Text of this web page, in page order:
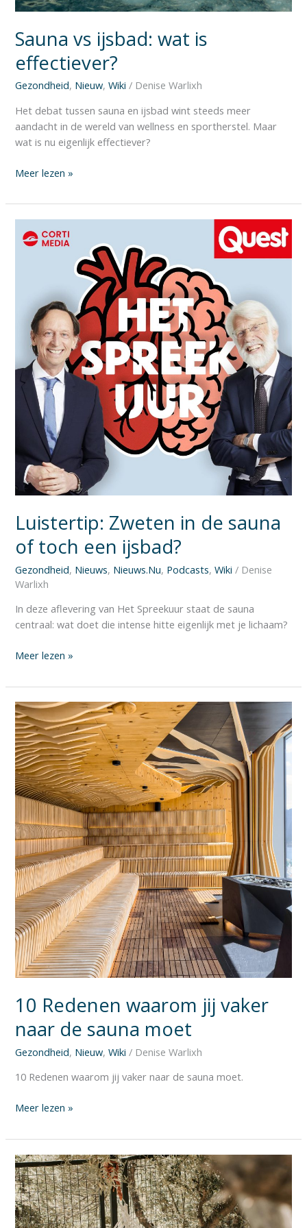
Sauna vs ijsbad: wat is
effectiever?
Gezondheid, Nieuw,Wiki / Denise Warlixh
Het debat tussen sauna en ijsbad wint steeds meer
aandacht in de wereld van wellness en sportherstel. Maar
wat is nu eigenlijk effectiever?
Meer lezen »
Luistertip: Zweten in de sauna
of toch een ijsbad?
Gezondheid, Nieuws, Nieuws.Nu, Podcasts,Wiki / Denise
Warlixh
In deze aflevering van Het Spreekuur staat de sauna
centraal: wat doet die intense hitte eigenlijk met je lichaam?
Zweten
toch
een
ijsbad?
Meer lezen »
10 Redenen waarom jij vaker
naar de sauna moet
Gezondheid, Nieuw,Wiki / Denise Warlixh
10 Redenen waarom jij vaker naar de sauna moet.
10
Redenen
waarom
jij
vaker
naar
de
sauna
moet
Meer lezen »
Ontspanning
en
stressvermindering
in
de